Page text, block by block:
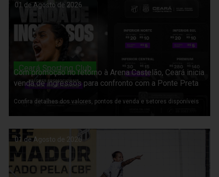
01 de Agosto de 2026
Ceará Sporting Club
Com promoção no retorno à Arena Castelão, Ceará inicia
venda de ingressos para confronto com a Ponte Preta
Confira detalhes dos valores, pontos de venda e setores disponíveis
01 de Agosto de 2026